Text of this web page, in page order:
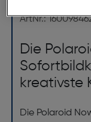
ArtNr.:
Die
kreativste
Die Polaroid